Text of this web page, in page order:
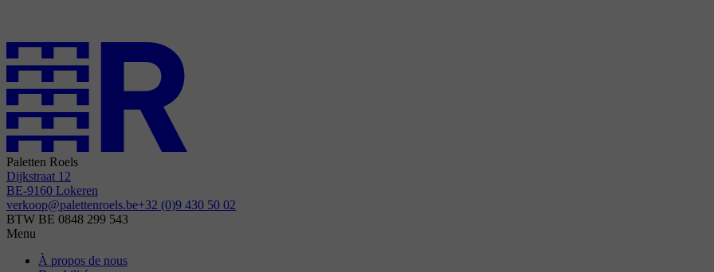
Paletten Roels
Dijkstraat 12
BE-9160 Lokeren
verkoop@palettenroels.be+32 (0)9 430 50 02
BTW BE 0848 299 543
Menu
À propos de nous